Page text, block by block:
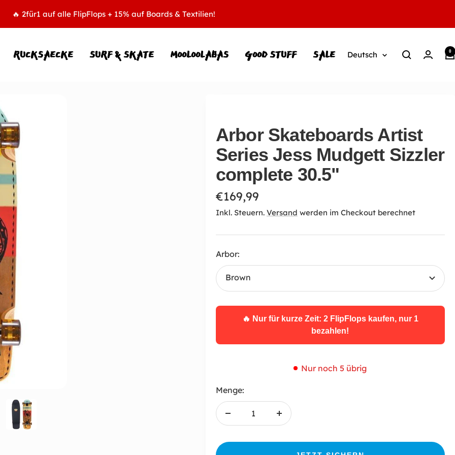
🔥 2für1 auf alle FlipFlops + 15% auf Boards & Textilien!
RUCKSAECKE SURF & SKATE MOOLOOLABAS GOOD STUFF SALE Sprache
Deutsch 0
Arbor Skateboards Artist
Series Jess Mudgett Sizzler
complete 30.5"
Angebotspreis
€169,99
Inkl. Steuern. Versand werden im Checkout berechnet
Arbor:
Brown
🔥 Nur für kurze Zeit: 2 FlipFlops kaufen, nur 1
bezahlen!
Nur noch 5 übrig
Menge:
Menge
Menge